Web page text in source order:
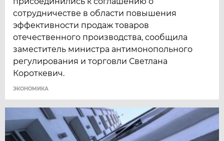
сотрудничестве в области повышения
эффективности продаж товаров
отечественного производства, сообщила
заместитель министра антимонопольного
регулирования и торговли Светлана
Короткевич.
ЭКОНОМИКА